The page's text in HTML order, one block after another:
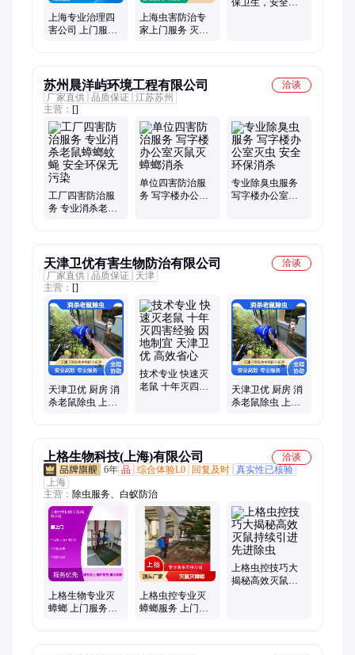
上海专业治理四
害公司 上门服务
上海虫害防治专
家上门服务 灭鼠
保卫生，安全可
苏州晨洋屿环境工程有限公司
洽谈
厂家直供 品质保证 江苏苏州
主营： []
工厂四害防治服
务 专业消杀老鼠
单位四害防治服
务 写字楼办公室
专业除臭虫服务
写字楼办公室灭
天津卫优有害生物防治有限公司
洽谈
厂家直供 品质保证
天津
主营： []
天津卫优 厨房 消
杀老鼠除虫 上门
技术专业 快速灭
老鼠 十年灭四害
天津卫优 厨房 消
杀老鼠除虫 上门
上格生物科技(上海)有限公司
洽谈
6年 品 综合体验L0 回复及时 真实性已核验
上海
主营： 除虫服务、白蚁防治
上格生物专业灭
蟑螂 上门服务除
上格虫控专业灭
蟑螂服务 上门灭
上格虫控技巧大
揭秘高效灭鼠持